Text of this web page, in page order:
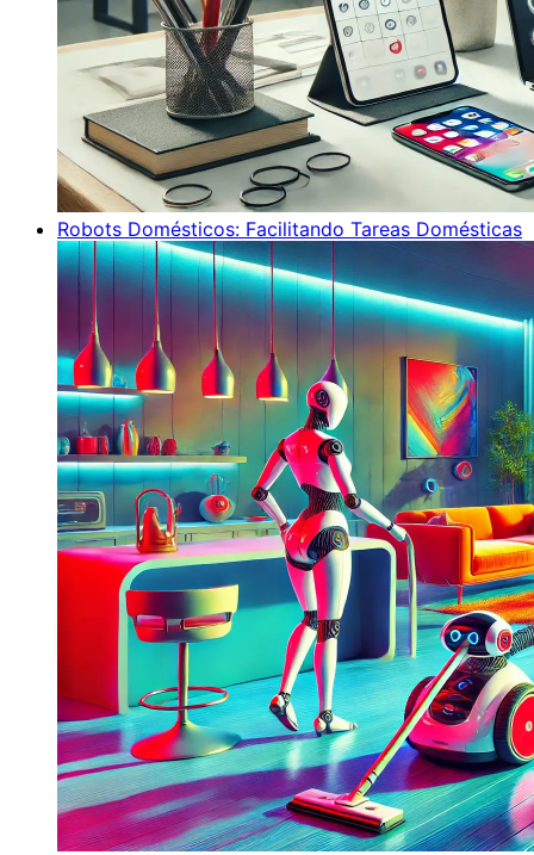
Robots Domésticos: Facilitando Tareas Domésticas